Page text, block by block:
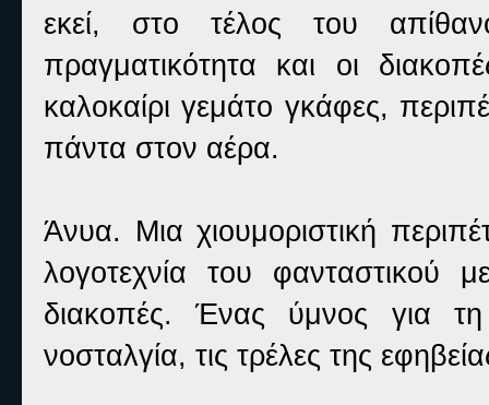
εκεί, στο τέλος του
πραγματικότητα και οι
καλοκαίρι γεμάτο γκάφες,
πάντα στον αέρα.
Άνυα. Μια χιουμοριστική
λογοτεχνία του φανταστικού
διακοπές. Ένας ύμνος για
νοσταλγία, τις τρέλες της